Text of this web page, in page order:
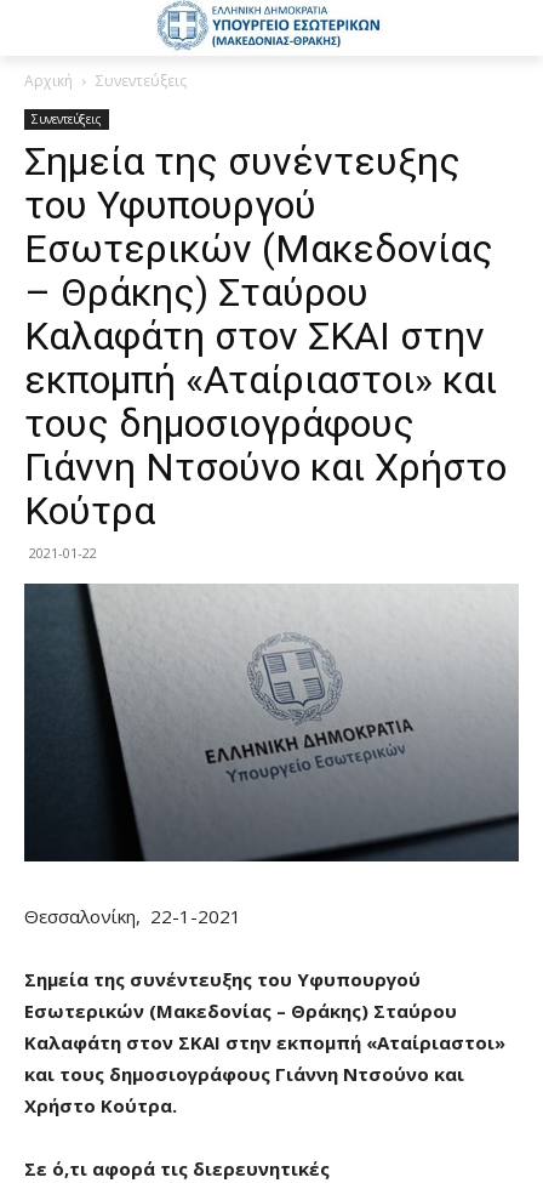
Αρχική Συνεντεύξεις
Συνεντεύξεις
Σημεία της συνέντευξης
του Υφυπουργού
Εσωτερικών (Μακεδονίας
– Θράκης) Σταύρου
Καλαφάτη στον ΣΚΑΙ στην
εκπομπή «Αταίριαστοι» και
τους δημοσιογράφους
Γιάννη Ντσούνο και Χρήστο
Κούτρα
2021-01-22
Θεσσαλονίκη, 22-1-2021
Σημεία της συνέντευξης του Υφυπουργού
Εσωτερικών (Μακεδονίας – Θράκης) Σταύρου
Καλαφάτη στον ΣΚΑΙ στην εκπομπή «Αταίριαστοι»
και τους δημοσιογράφους Γιάννη Ντσούνο και
Χρήστο Κούτρα.
Σε ό,τι αφορά τις διερευνητικές